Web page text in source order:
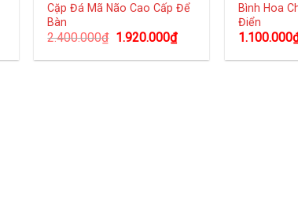
Cặp Đá Mã Não Cao Cấp Để
Bàn
2.400.000₫ 1.920.000₫
Bình Hoa
Điển
1.100.000